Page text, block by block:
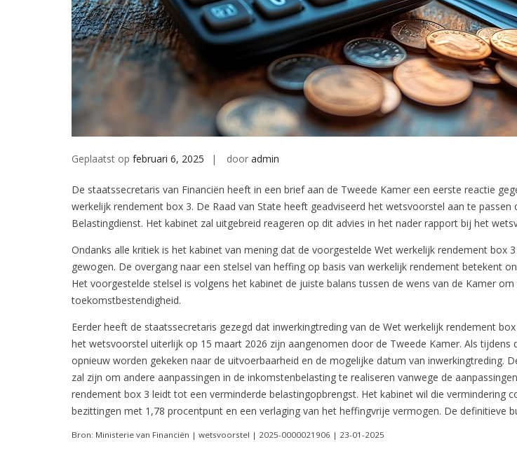
Geplaatst op februari 6, 2025 door admin
De staatssecretaris van Financiën heeft in een brief aan de Tweede Kamer een eerste reactie
werkelijk rendement box 3. De Raad van State heeft geadviseerd het wetsvoorstel aan te
Belastingdienst. Het kabinet zal uitgebreid reageren op dit advies in het nader rapport bij het
Ondanks alle kritiek is het kabinet van mening dat de voorgestelde Wet werkelijk rendement box
gewogen. De overgang naar een stelsel van heffing op basis van werkelijk rendement betekent
Het voorgestelde stelsel is volgens het kabinet de juiste balans tussen de wens van de Kamer
toekomstbestendigheid.
Eerder heeft de staatssecretaris gezegd dat inwerkingtreding van de Wet werkelijk rendement
het wetsvoorstel uiterlijk op 15 maart 2026 zijn aangenomen door de Tweede Kamer. Als
opnieuw worden gekeken naar de uitvoerbaarheid en de mogelijke datum van inwerkingtreding.
zal zijn om andere aanpassingen in de inkomstenbelasting te realiseren vanwege de
rendement box 3 leidt tot een verminderde belastingopbrengst. Het kabinet wil die
bezittingen met 1,78 procentpunt en een verlaging van het heffingvrije vermogen. De definitieve
Bron: Ministerie van Financiën | wetsvoorstel | 2025-0000021906 | 23-01-2025